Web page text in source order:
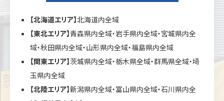
【北海道エリア】北海道内全域
【東北エリア】青森県内全域・岩手県内全域・宮城県内全
域・秋田県内全域・山形県内全域・福島県内全域
【関東エリア】茨城県内全域・栃木県全域・群馬県全域・埼
玉県内全域
【北陸エリア】新潟県内全域・富山県内全域・石川県内全